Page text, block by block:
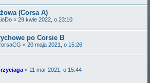
(Corsa A)
« 29 kwie 2022, o 23:10
po Corsie B
« 20 maja 2021, o 15:26
« 11 mar 2021, o 15:44